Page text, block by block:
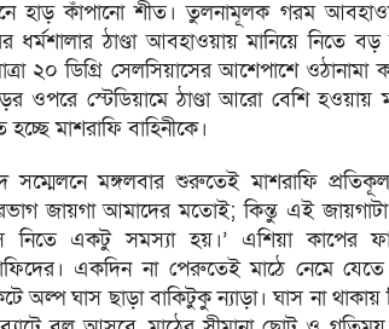
হাড় কাঁপানো শীত। তুলনামূলক গরম
ধর্মশালার ঠাণ্ডা আবহাওয়ায় মানিয়ে নিতে
২০ ডিগ্রি সেলসিয়াসের আশেপাশে
ওপরে স্টেডিয়ামে ঠাণ্ডা আরো বেশি হওয়ায়
হচ্ছে মাশরাফি বাহিনীকে।
সম্মেলনে মঙ্গলবার শুরুতেই মাশরাফি
জায়গা আমাদের মতোই; কিন্তু এই
নিতে একটু সমস্যা হয়।’ এশিয়া কাপের
একদিন না পেরুতেই মাঠে নেমে
অল্প ঘাস ছাড়া বাকিটুকু ন্যাড়া। ঘাস না